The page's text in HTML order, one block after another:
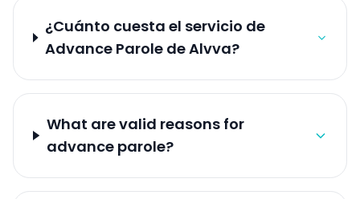
¿Cuánto cuesta el servicio de
Advance Parole de Alvva?
What are valid reasons for
advance parole?